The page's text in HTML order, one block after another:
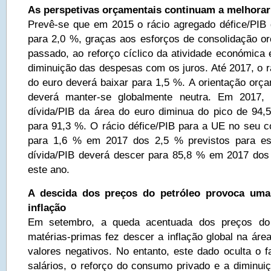
As perspetivas orçamentais continuam a melhorar
Prevê-se que em 2015 o rácio agregado défice/
para 2,0 %, graças aos esforços de consolidação
passado, ao reforço cíclico da atividade económica
diminuição das despesas com os juros. Até 2017, o
do euro deverá baixar para 1,5 %. A orientação
deverá manter-se globalmente neutra. Em
dívida/PIB da área do euro diminua do pico de
para 91,3 %. O rácio défice/PIB para a UE no seu
para 1,6 % em 2017 dos 2,5 % previstos para
dívida/PIB deverá descer para 85,8 % em 2017
este ano.
A descida dos preços do petróleo provoca
inflação
Em setembro, a queda acentuada dos preços
matérias-primas fez descer a inflação global na
valores negativos. No entanto, este dado oculta o
salários, o reforço do consumo privado e a